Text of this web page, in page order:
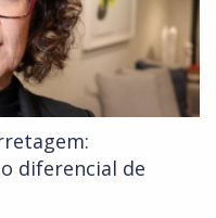
diferencial de